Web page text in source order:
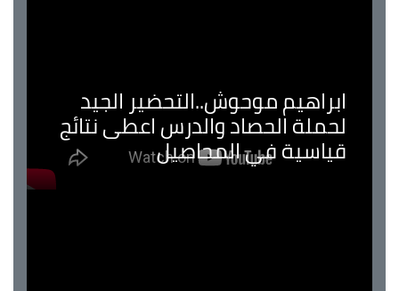
ابراهيم موحوش..التحضير الجيد
لحملة الحصاد والدرس اعطى نتائج
قياسية في المحاصيل